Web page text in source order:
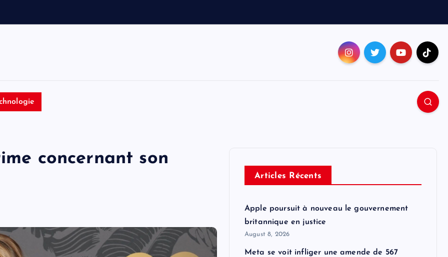
concernant son
Articles Récents
Apple poursuit à nouveau le gouvernement
britannique en justice
August 8, 2026
Meta se voit infliger une amende de 567